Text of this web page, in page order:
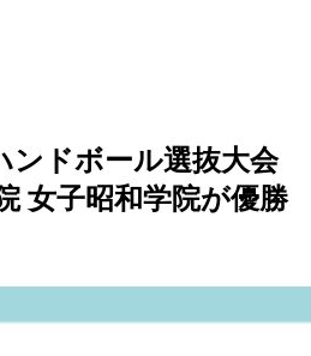
ンドボール選抜大会
女子昭和学院が優勝